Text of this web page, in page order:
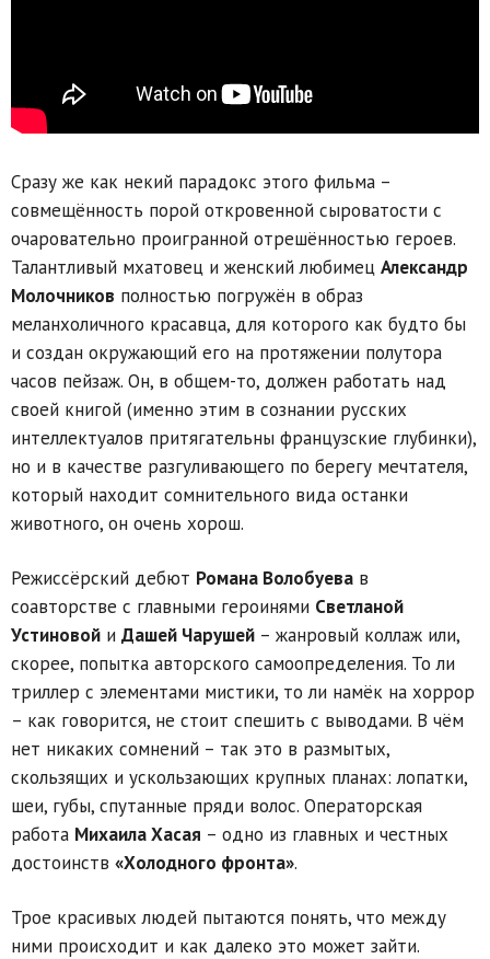
Сразу же как некий парадокс этого фильма –
совмещённость порой откровенной сыроватости с
очаровательно проигранной отрешённостью героев.
Талантливый мхатовец и женский любимец Александр
Молочников полностью погружён в образ
меланхоличного красавца, для которого как будто бы
и создан окружающий его на протяжении полутора
часов пейзаж. Он, в общем-то, должен работать над
своей книгой (именно этим в сознании русских
интеллектуалов притягательны французские глубинки),
но и в качестве разгуливающего по берегу мечтателя,
который находит сомнительного вида останки
животного, он очень хорош.
Режиссёрский дебют Романа Волобуева в
соавторстве с главными героинями Светланой
Устиновой и Дашей Чарушей – жанровый коллаж или,
скорее, попытка авторского самоопределения. То ли
триллер с элементами мистики, то ли намёк на хоррор
– как говорится, не стоит спешить с выводами. В чём
нет никаких сомнений – так это в размытых,
скользящих и ускользающих крупных планах: лопатки,
шеи, губы, спутанные пряди волос. Операторская
работа Михаила Хасая – одно из главных и честных
достоинств «Холодного фронта».
Трое красивых людей пытаются понять, что между
ними происходит и как далеко это может зайти.